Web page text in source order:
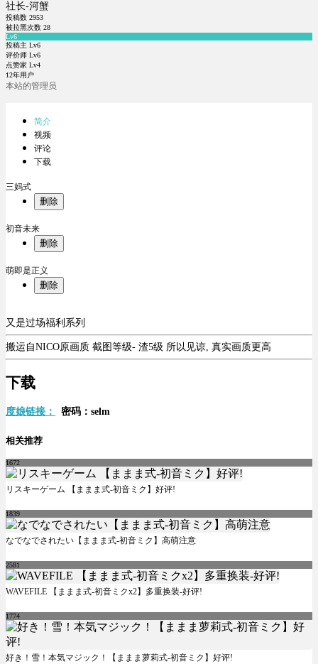
社长-河蟹
投稿数 2953
被拉黑次数 28
Lv6
投稿主 Lv6
评价师 Lv6
点赞家 Lv4
12年用户
本站的管理员
简介
视频
评论
下载
三妈式
删除
初音未来
删除
萌即是正义
删除
又是过场福利系列
搬运自NICO原画质 截图等级- 渣5级 所以见谅, 真实画质更高
下载
度娘链接： 密码：selm
相关推荐
1672
リスキーゲーム 【ままま式-初音ミク】好评!
1839
なでなでされたい【ままま式-初音ミク】高萌注意
2581
WAVEFILE 【ままま式-初音ミクx2】多重换装-好评!
1774
好き！雪！本気マジック！【ままま萝莉式-初音ミク】好评!